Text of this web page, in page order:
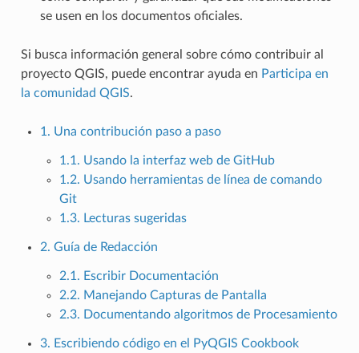
se usen en los documentos oficiales.
Si busca información general sobre cómo contribuir al
proyecto QGIS, puede encontrar ayuda en Participa en
la comunidad QGIS.
1. Una contribución paso a paso
1.1. Usando la interfaz web de GitHub
1.2. Usando herramientas de línea de comando
Git
1.3. Lecturas sugeridas
2. Guía de Redacción
2.1. Escribir Documentación
2.2. Manejando Capturas de Pantalla
2.3. Documentando algoritmos de Procesamiento
3. Escribiendo código en el PyQGIS Cookbook